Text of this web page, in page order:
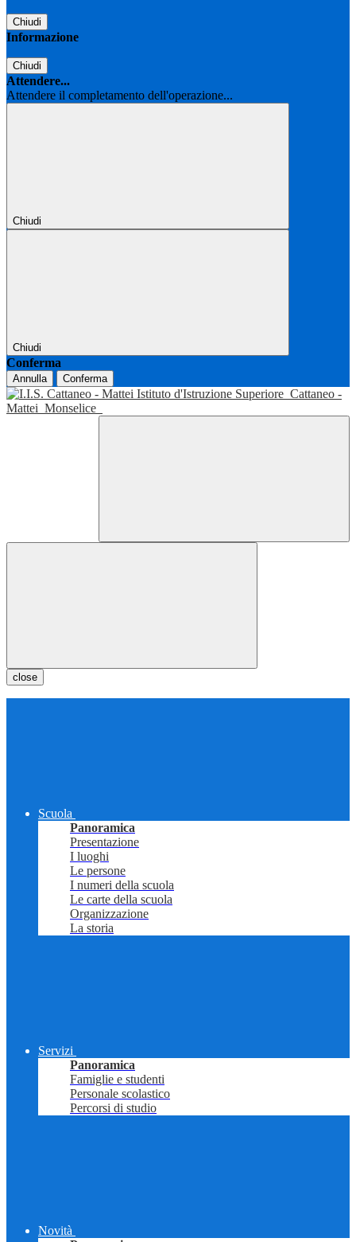
Chiudi
Informazione
Chiudi
Attendere...
Attendere il completamento dell'operazione...
Chiudi
Chiudi
Conferma
Annulla Conferma
Istituto d'Istruzione Superiore Cattaneo -
Mattei Monselice
close
Scuola
Panoramica
Presentazione
I luoghi
Le persone
I numeri della scuola
Le carte della scuola
Organizzazione
La storia
Servizi
Panoramica
Famiglie e studenti
Personale scolastico
Percorsi di studio
Novità